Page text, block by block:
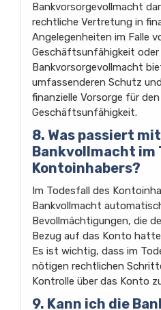
Bankvorsorgevollmacht
rechtliche Vertretung in
Angelegenheiten im Falle
Geschäftsunfähigkeit
Bankvorsorgevollmacht
umfassenderen Schutz
finanzielle Vorsorge für
Geschäftsunfähigkeit.
8. Was passiert
Bankvollmacht im
Kontoinhabers?
Im Todesfall des
Bankvollmacht
Bevollmächtigungen, die
Bezug auf das Konto
Es ist wichtig, dass im
nötigen rechtlichen
Kontrolle über das Konto
9. Kann ich die